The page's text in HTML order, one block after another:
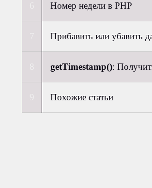
Номер недели в PHP
Прибавить или убавить
getTimestamp():
Похожие статьи